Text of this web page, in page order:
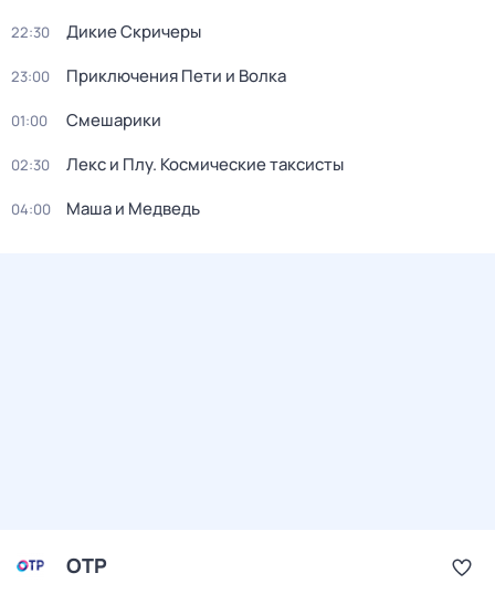
22:30 Дикие Скричеры
23:00 Приключения Пети и Волка
01:00 Смешарики
02:30 Лекс и Плу. Космические таксисты
04:00 Маша и Медведь
ОТР